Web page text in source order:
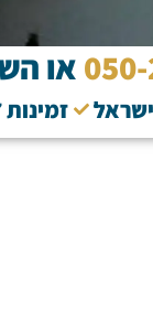
או
זמינות 24/7